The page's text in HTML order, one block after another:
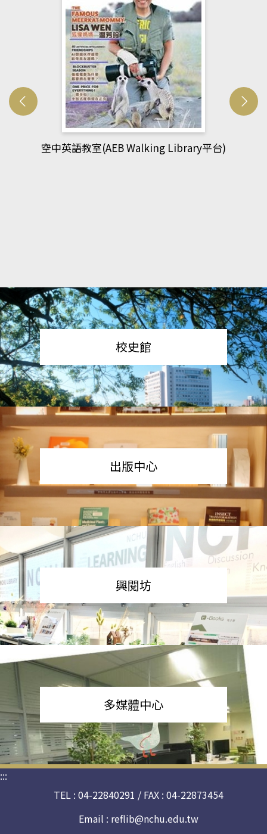
網管人(kono平台)
校史館
出版中心
興閱坊
多媒體中心
:::
TEL : 04-22840291 / FAX : 04-22873454
Email : reflib@nchu.edu.tw